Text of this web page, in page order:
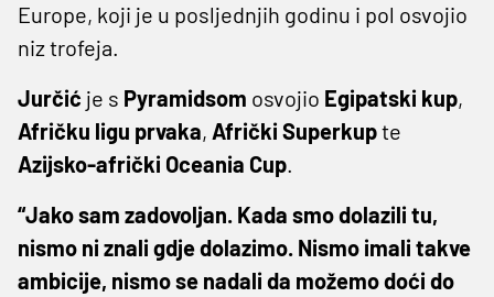
Europe, koji je u posljednjih godinu i pol osvojio
niz trofeja.
Jurčić je s Pyramidsom osvojio Egipatski kup,
Afričku ligu prvaka, Afrički Superkupte
Azijsko-afrički Oceania Cup.
“Jako sam zadovoljan. Kada smo dolazili tu,
nismo ni znali gdje dolazimo. Nismo imali takve
ambicije, nismo se nadali da možemo doći do